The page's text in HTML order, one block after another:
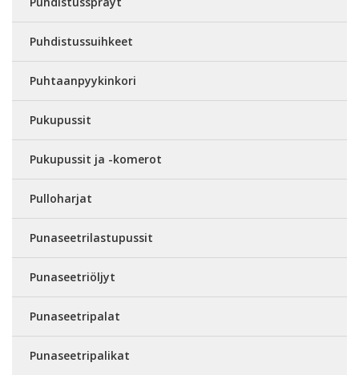
Puhdistussuihkeet
Puhtaanpyykinkori
Pukupussit
Pukupussit ja -komerot
Pulloharjat
Punaseetrilastupussit
Punaseetriöljyt
Punaseetripalat
Punaseetripalikat